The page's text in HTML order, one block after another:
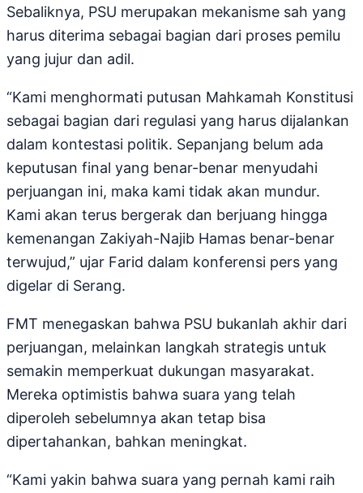
Sebaliknya, PSU merupakan mekanisme sah yang
harus diterima sebagai bagian dari proses pemilu
yang jujur dan adil.
“Kami menghormati putusan Mahkamah Konstitusi
sebagai bagian dari regulasi yang harus dijalankan
dalam kontestasi politik. Sepanjang belum ada
keputusan final yang benar-benar menyudahi
perjuangan ini, maka kami tidak akan mundur.
Kami akan terus bergerak dan berjuang hingga
kemenangan Zakiyah-Najib Hamas benar-benar
terwujud,” ujar Farid dalam konferensi pers yang
digelar di Serang.
FMT menegaskan bahwa PSU bukanlah akhir dari
perjuangan, melainkan langkah strategis untuk
semakin memperkuat dukungan masyarakat.
Mereka optimistis bahwa suara yang telah
diperoleh sebelumnya akan tetap bisa
dipertahankan, bahkan meningkat.
“Kami yakin bahwa suara yang pernah kami raih